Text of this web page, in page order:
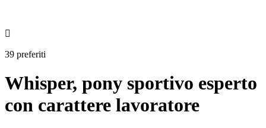

39 preferiti
Whisper, pony sportivo esperto
con carattere lavoratore